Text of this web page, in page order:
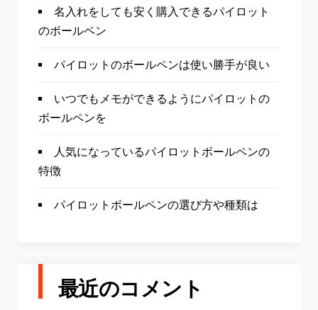
名入れをしても安く購入できるパイロット
のボールペン
パイロットのボールペンは使い勝手が良い
いつでもメモができるようにパイロットの
ボールペンを
人気になっているパイロットボールペンの
特徴
パイロットボールペンの選び方や種類は
最近のコメント